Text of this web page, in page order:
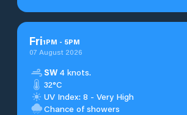
Fri1PM - 5PM
07 August 2026
SW 4 knots.
32°C
UV Index: 8 - Very High
Chance of showers